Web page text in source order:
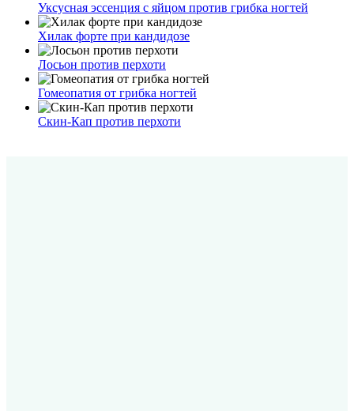
Уксусная эссенция с яйцом против грибка ногтей
Хилак форте при кандидозе
Лосьон против перхоти
Гомеопатия от грибка ногтей
Скин-Кап против перхоти